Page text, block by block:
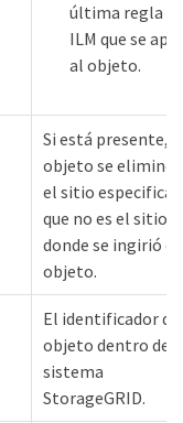
última regla de
ILM que se
al objeto.
Si está presente,
objeto se eliminó
el sitio
que no es el sitio
donde se ingirió el
objeto.
El identificador
objeto dentro del
sistema
StorageGRID.